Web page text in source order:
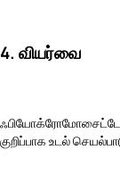
4. வியர்வை
குறிப்பாக உடல்